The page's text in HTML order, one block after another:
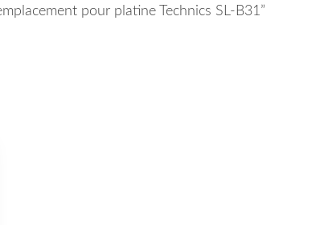
pour platine Technics SL-B31”